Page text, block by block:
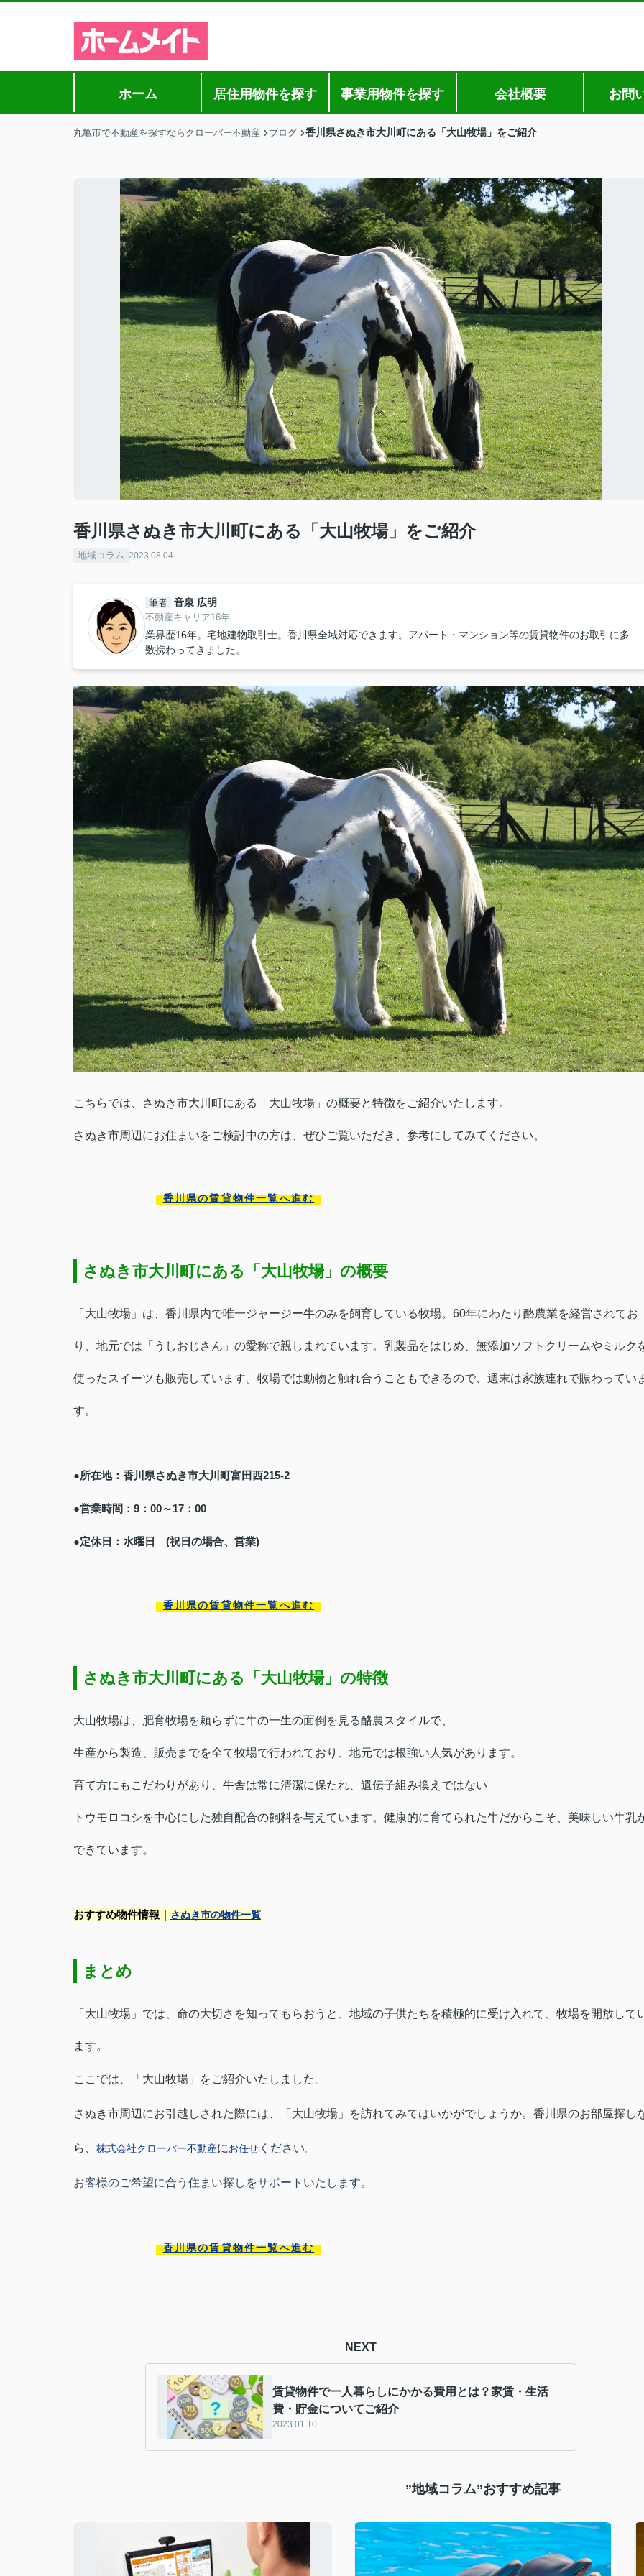
ホーム 居住用物件を探す 事業用物件を探す 会社概要 お問
丸亀市で不動産を探すならクローバー不動産 ブログ 香川県さぬき市大川町にある「大山牧場」をご紹介
香川県さぬき市大川町にある「大山牧場」をご紹介
地域コラム 2023.08.04
筆者 音泉 広明
不動産キャリア16年
業界歴16年。宅地建物取引士。香川県全域対応できます。アパート・マンション等の賃貸物件のお取引に多
数携わってきました。
こちらでは、さぬき市大川町にある「大山牧場」の概要と特徴をご紹介いたします。
さぬき市周辺にお住まいをご検討中の方は、ぜひご覧いただき、参考にしてみてください。
香川県の賃貸物件一覧へ進む
さぬき市大川町にある「大山牧場」の概要
「大山牧場」は、香川県内で唯一ジャージー牛のみを飼育している牧場。 60年にわたり酪農業を経営されてお
り、地元では「うしおじさん」の愛称で親しまれています。乳製品をはじめ、無添加ソフトクリームやミルク
使ったスイーツも販売しています。牧場では動物と触れ合うこともできるので、週末は家族連れで賑わってい
す。
●所在地：香川県さぬき市大川町富田西215‐2
●営業時間： 9 ： 00～17 ： 00
●定休日：水曜日 (祝日の場合、営業)
香川県の賃貸物件一覧へ進む
さぬき市大川町にある「大山牧場」の特徴
大山牧場は、肥育牧場を頼らずに牛の一生の面倒を見る酪農スタイルで、
生産から製造、販売までを全て牧場で行われており、地元では根強い人気があります。
育て方にもこだわりがあり、牛舎は常に清潔に保たれ、遺伝子組み換えではない
トウモロコシを中心にした独自配合の飼料を与えています。健康的に育てられた牛だからこそ、美味しい牛乳
できています。
おすすめ物件情報｜ さぬき市の物件一覧
まとめ
「大山牧場」では、命の大切さを知ってもらおうと、地域の子供たちを積極的に受け入れて、 牧場を開放して
ます。
ここでは、「大山牧場」をご紹介いたしました。
さぬき市周辺にお引越しされた際には、「大山牧場」を訪れてみてはいかがでしょうか。香川県のお部屋探し
ら、 株式会社クローバー不動産にお任せ ください。
お客様のご希望に合う住まい探しをサポートいたします。
香川県の賃貸物件一覧へ進む
NEXT
賃貸物件で一人暮らしにかかる費用とは？家賃・生活
費・貯金についてご紹介
2023.01.10
”地域コラム”おすすめ記事